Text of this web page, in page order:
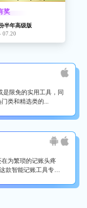
奖
半年高级版
07.20
是限免的实用工具，同
类和精选类的...
为繁琐的记账头疼
款智能记账工具专为